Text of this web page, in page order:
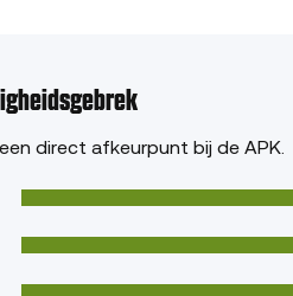
direct afkeurpunt bij de APK.